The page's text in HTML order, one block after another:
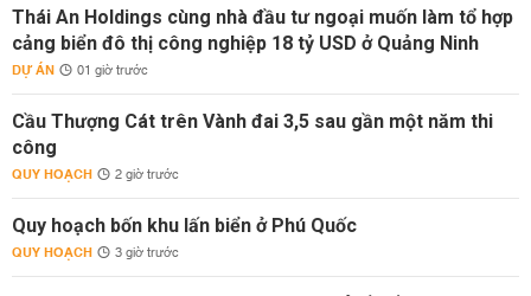
Thái An Holdings cùng nhà đầu tư ngoại muốn làm tổ hợp
cảng biển đô thị công nghiệp 18 tỷ USD ở Quảng Ninh
DỰ ÁN 01 giờ trước
Cầu Thượng Cát trên Vành đai 3,5 sau gần một năm thi
công
QUY HOẠCH 2 giờ trước
Quy hoạch bốn khu lấn biển ở Phú Quốc
QUY HOẠCH 3 giờ trước